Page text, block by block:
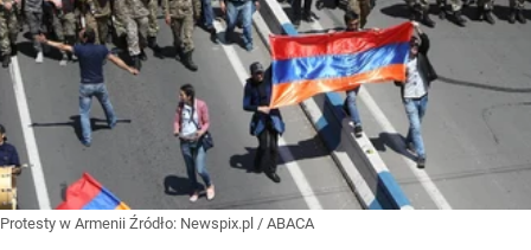
Protesty w Armenii Źródło: Newspix.pl / ABACA